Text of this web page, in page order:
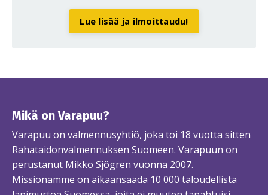
Lue lisää ja ilmoittaudu!
Mikä on Varapuu?
Varapuu on valmennusyhtiö, joka toi 18 vuotta sitten
Rahataidonvalmennuksen Suomeen. Varapuun on
perustanut Mikko Sjögren vuonna 2007.
Missionamme on aikaansaada 10 000 taloudellista